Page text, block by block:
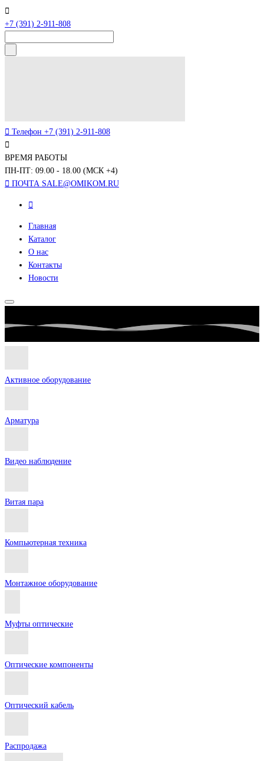
+7 (391) 2-911-808
Телефон +7 (391) 2-911-808
ВРЕМЯ РАБОТЫ
ПН-ПТ: 09.00 - 18.00 (МСК +4)
ПОЧТА SALE@OMIKOM.RU
Главная
Каталог
О нас
Контакты
Новости
Активное оборудование
Арматура
Видео наблюдение
Витая пара
Компьютерная техника
Монтажное оборудование
Муфты оптические
Оптические компоненты
Оптический кабель
Распродажа